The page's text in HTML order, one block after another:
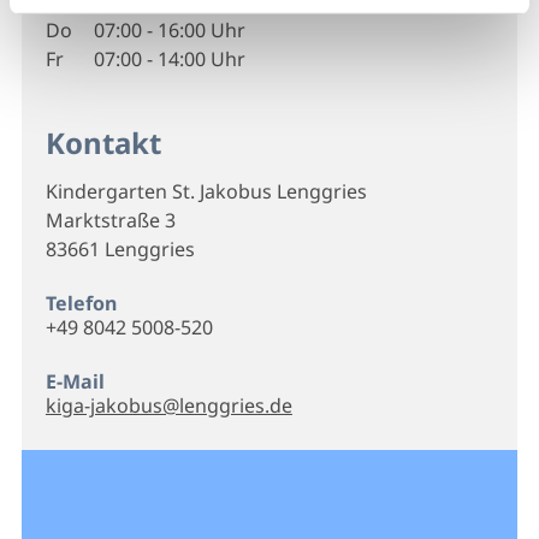
Do
07:00 - 16:00 Uhr
Fr
07:00 - 14:00 Uhr
Kontakt
Kindergarten St. Jakobus Lenggries
Marktstraße 3
83661 Lenggries
Telefon
+49 8042 5008-520
E-Mail
kiga-jakobus@lenggries.de